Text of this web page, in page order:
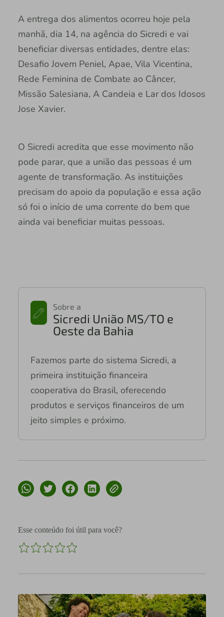
A entrega dos alimentos ocorreu hoje pela
manhã, dia 14, na agência do Sicredi e vai
beneficiar diversas entidades, dentre elas:
Desafio Jovem Peniel, Apae, Vila Vicentina,
Rede Feminina de Combate ao Câncer,
Missão Salesiana, A Candeia e Lar dos Idosos
Jose Xavier.
O Sicredi acredita que esse movimento não
pode parar, que a união das pessoas é um
agente de transformação. As instituições
precisam do apoio da população e essa ação
só foi o início de uma corrente do bem que
ainda vai beneficiar muitas pessoas.
Sobre a
Sicredi União MS/TO e
Oeste da Bahia
Fazemos parte do sistema Sicredi, a
primeira instituição financeira
cooperativa do Brasil, oferecendo
produtos e serviços financeiros de um
jeito simples e próximo.
Esse conteúdo foi útil para você?